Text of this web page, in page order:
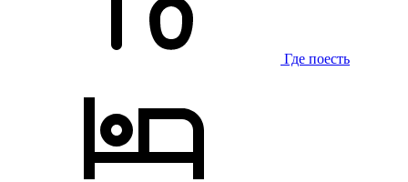
Где поесть